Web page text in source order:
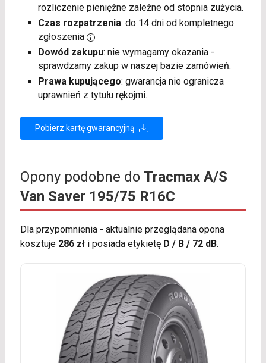
rozliczenie pieniężne zależne od stopnia zużycia.
Czas rozpatrzenia: do 14 dni od kompletnego
zgłoszenia
Dowód zakupu: nie wymagamy okazania -
sprawdzamy zakup w naszej bazie zamówień.
Prawa kupującego: gwarancja nie ogranicza
uprawnień z tytułu rękojmi.
Pobierz kartę gwarancyjną
Opony podobne do Tracmax A/S
Van Saver 195/75 R16C
Dla przypomnienia - aktualnie przeglądana opona
kosztuje 286 złi posiada etykietę D / B / 72 dB.